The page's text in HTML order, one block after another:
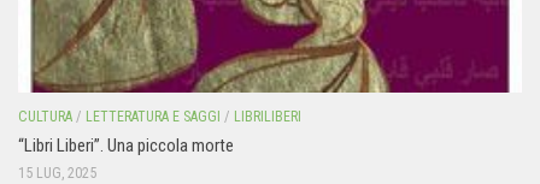
CULTURA / LETTERATURA E SAGGI / LIBRILIBERI
“Libri Liberi”. Una piccola morte
15 LUG, 2025